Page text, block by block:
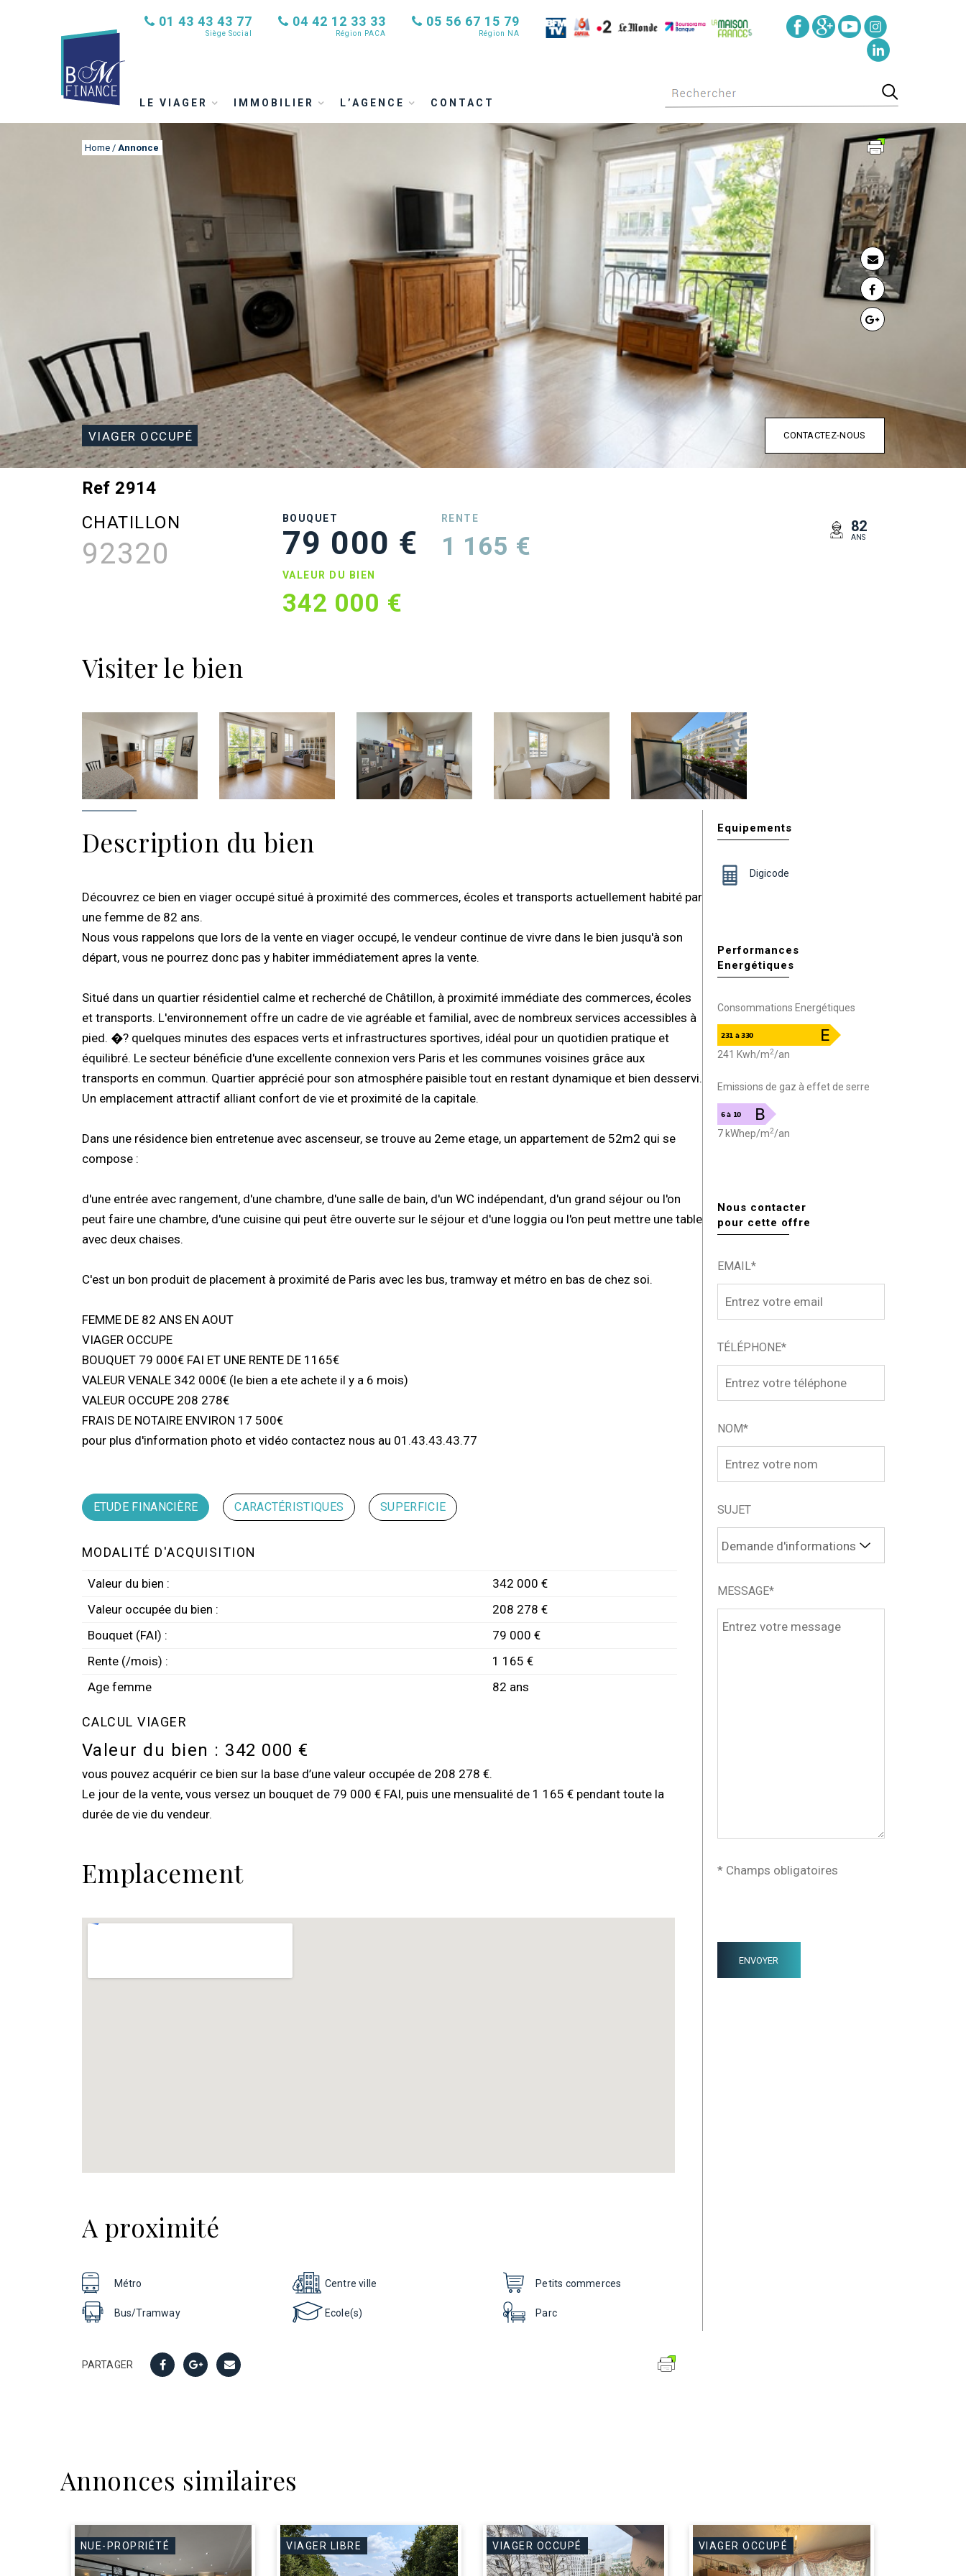
01 43 43 43 77
Siège Social
04 42 12 33 33
Région PACA
05 56 67 15 79
Région NA
LE VIAGER IMMOBILIER L’AGENCE CONTACT
Home / Annonce
ANNONCE
VIAGER OCCUPÉ CONTACTEZ-NOUS
Ref 2914
CHATILLON
92320
BOUQUET
79 000 €
RENTE
1 165 €
VALEUR DU BIEN
342 000 €
82
ANS
Visiter le bien
Description du bien
Découvrez ce bien en viager occupé situé à proximité des commerces, écoles et transports actuellement habité par
une femme de 82 ans.
Nous vous rappelons que lors de la vente en viager occupé, le vendeur continue de vivre dans le bien jusqu'à son
départ, vous ne pourrez donc pas y habiter immédiatement apres la vente.
Situé dans un quartier résidentiel calme et recherché de Châtillon, à proximité immédiate des commerces, écoles
et transports. L'environnement offre un cadre de vie agréable et familial, avec de nombreux services accessibles à
pied. �? quelques minutes des espaces verts et infrastructures sportives, idéal pour un quotidien pratique et
équilibré. Le secteur bénéficie d'une excellente connexion vers Paris et les communes voisines grâce aux
transports en commun. Quartier apprécié pour son atmosphére paisible tout en restant dynamique et bien desservi.
Un emplacement attractif alliant confort de vie et proximité de la capitale.
Dans une résidence bien entretenue avec ascenseur, se trouve au 2eme etage, un appartement de 52m2 qui se
compose :
d'une entrée avec rangement, d'une chambre, d'une salle de bain, d'un WC indépendant, d'un grand séjour ou l'on
peut faire une chambre, d'une cuisine qui peut être ouverte sur le séjour et d'une loggia ou l'on peut mettre une table
avec deux chaises.
C'est un bon produit de placement à proximité de Paris avec les bus, tramway et métro en bas de chez soi.
FEMME DE 82 ANS EN AOUT
VIAGER OCCUPE
BOUQUET 79 000€ FAI ET UNE RENTE DE 1165€
VALEUR VENALE 342 000€ (le bien a ete achete il y a 6 mois)
VALEUR OCCUPE 208 278€
FRAIS DE NOTAIRE ENVIRON 17 500€
pour plus d'information photo et vidéo contactez nous au 01.43.43.43.77
ETUDE FINANCIÈRE CARACTÉRISTIQUES SUPERFICIE
MODALITÉ D'ACQUISITION
Valeur du bien :
342 000 €
Valeur occupée du bien :
208 278 €
Bouquet (FAI) :
79 000 €
Rente (/mois) :
1 165 €
Age femme
82 ans
CALCUL VIAGER
Valeur du bien : 342 000 €
vous pouvez acquérir ce bien sur la base d’une valeur occupée de 208 278 €.
Le jour de la vente, vous versez un bouquet de 79 000 € FAI, puis une mensualité de 1 165 € pendant toute la
durée de vie du vendeur.
Emplacement
A proximité
Métro
Bus/Tramway
Centre ville
Ecole(s)
Petits commerces
Parc
Equipements
Digicode
Performances
Energétiques
Consommations Energétiques
241 Kwh/m2/an
Emissions de gaz à effet de serre
7 kWhep/m2/an
Nous contacter
pour cette offre
EMAIL*
TÉLÉPHONE*
NOM*
SUJET
MESSAGE*
* Champs obligatoires
PARTAGER
Annonces similaires
NUE-PROPRIÉTÉ VIAGER LIBRE VIAGER OCCUPÉ VIAGER OCCUPÉ